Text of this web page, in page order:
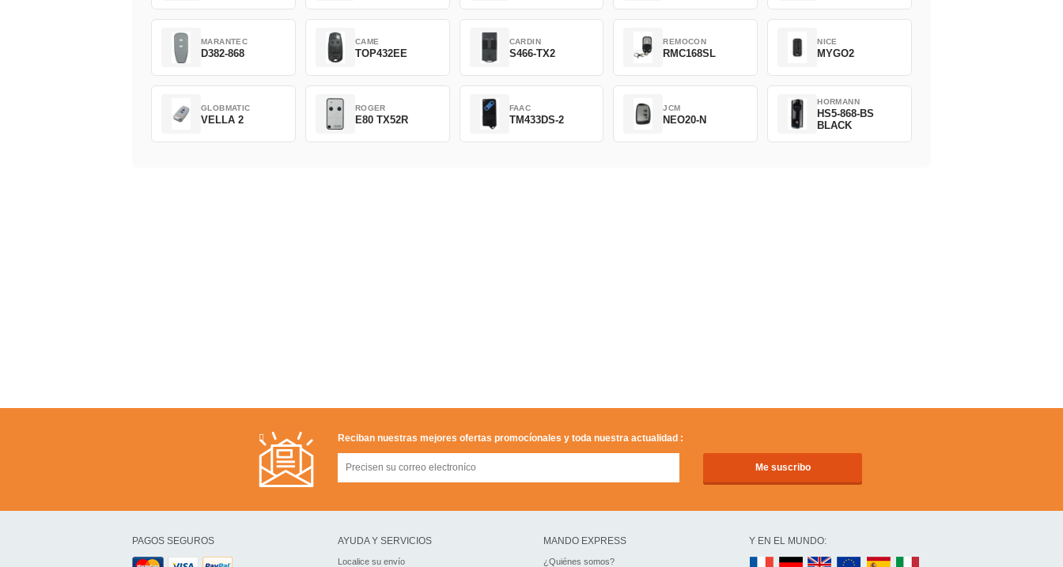
MARANTEC
D382-868
CAME
TOP432EE
CARDIN
S466-TX2
REMOCON
RMC168SL
NICE
MYGO2
GLOBMATIC
VELLA 2
ROGER
E80 TX52R
FAAC
TM433DS-2
JCM
NEO20-N
HORMANN
HS5-868-BS
BLACK
Reciban nuestras mejores ofertas promocíonales y toda nuestra actualidad :
PAGOS SEGUROS AYUDA Y SERVICIOS
Localice su envío
MANDO EXPRESS
¿Quiénes somos?
Y EN EL MUNDO: